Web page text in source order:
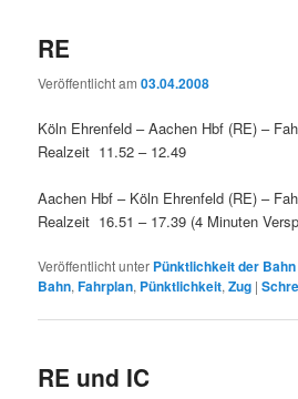
RE
Veröffentlicht am03.04.2008
Köln Ehrenfeld – Aachen Hbf (RE) –
Realzeit 11.52 – 12.49
Aachen Hbf – Köln Ehrenfeld (RE) –
Realzeit 16.51 – 17.39 (4 Minuten
Veröffentlicht unter Pünktlichkeit der Bahn
Bahn,Fahrplan, Pünktlichkeit,Zug |
RE und IC